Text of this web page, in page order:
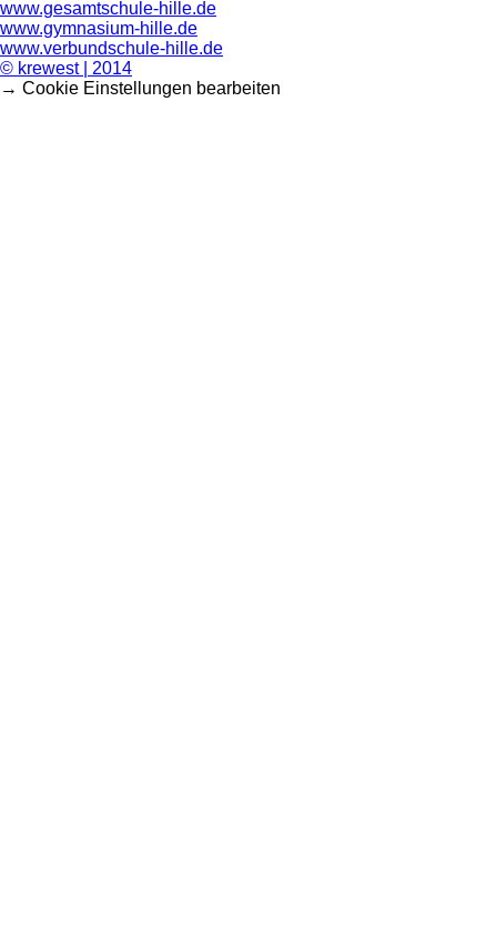
www.gesamtschule-hille.de
www.gymnasium-hille.de
www.verbundschule-hille.de
© krewest | 2014
→ Cookie Einstellungen bearbeiten